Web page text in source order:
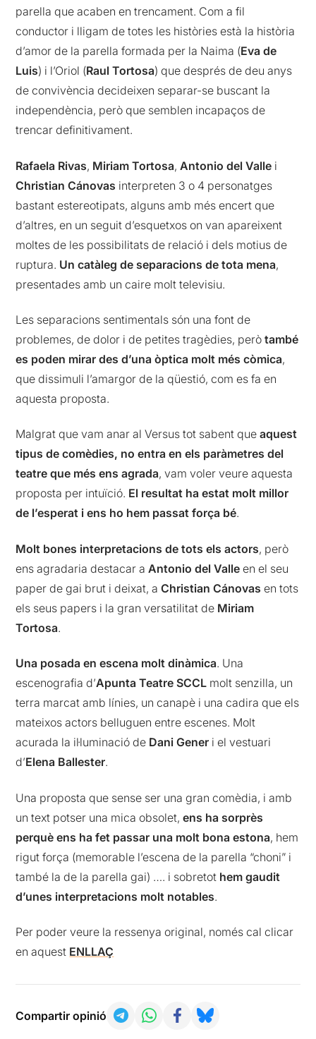
parella que acaben en trencament. Com a fil
conductor i lligam de totes les històries està la història
d’amor de la parella formada per la Naima (Eva de
Luis) i l’Oriol (Raul Tortosa) que després de deu anys
de convivència decideixen separar-se buscant la
independència, però que semblen incapaços de
trencar definitivament.
Rafaela Rivas, Miriam Tortosa,Antonio del Valle i
Christian Cánovas interpreten 3 o 4 personatges
bastant estereotipats, alguns amb més encert que
d’altres, en un seguit d’esquetxos on van apareixent
moltes de les possibilitats de relació i dels motius de
ruptura. Un catàleg de separacions de tota mena,
presentades amb un caire molt televisiu.
Les separacions sentimentals són una font de
problemes, de dolor i de petites tragèdies, peròtambé
es poden mirar des d’una òptica molt més còmica,
que dissimuli l’amargor de la qüestió, com es fa en
aquesta proposta.
Malgrat que vam anar al Versus tot sabent queaquest
tipus de comèdies, no entra en els paràmetres del
teatre que més ens agrada, vam voler veure aquesta
proposta per intuïció. El resultat ha estat molt millor
de l’esperat i ens ho hem passat força bé.
Molt bones interpretacions de tots els actors, però
ens agradaria destacar aAntonio del Valle en el seu
paper de gai brut i deixat, aChristian Cánovas en tots
els seus papers i la gran versatilitat de Miriam
Tortosa.
Una posada en escena molt dinàmica. Una
escenografia d’Apunta Teatre SCCL molt senzilla, un
terra marcat amb línies, un canapè i una cadira que els
mateixos actors belluguen entre escenes. Molt
acurada la il·luminació de Dani Gener i el vestuari
d’Elena Ballester.
Una proposta que sense ser una gran comèdia, i amb
un text potser una mica obsolet,ens ha sorprès
perquè ens ha fet passar una molt bona estona, hem
rigut força (memorable l’escena de la parella “choni” i
també la de la parella gai) …. i sobretot hem gaudit
d’unes interpretacions molt notables.
Per poder veure la ressenya original, només cal clicar
en aquest ENLLAÇ
Compartir opinió